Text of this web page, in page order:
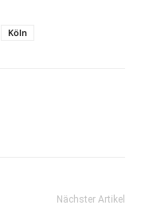
Köln
Nächster Artikel